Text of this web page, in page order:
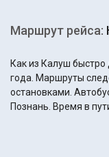
Маршрут рейса:
Как из Калуш
года. Маршруты
остановками.
Познань. Время в